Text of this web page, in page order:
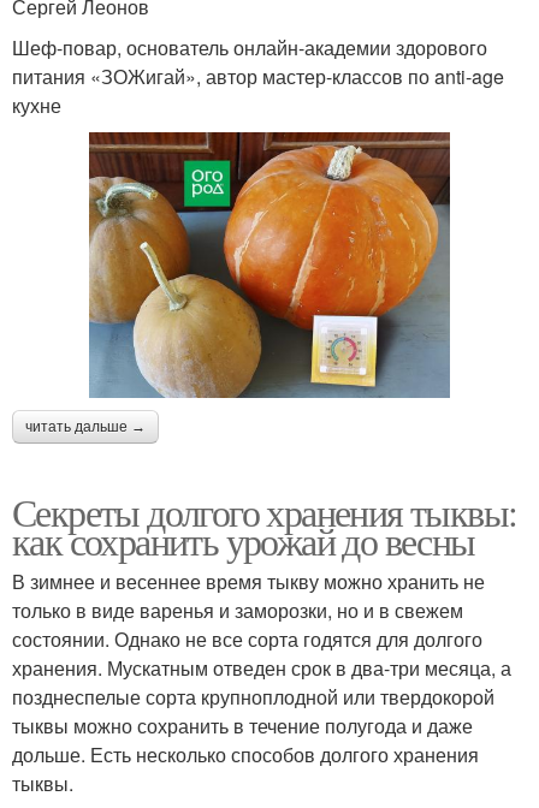
Сергей Леонов
Шеф-повар, основатель онлайн-академии здорового
питания «ЗОЖигай», автор мастер-классов по anti-age
кухне
читать дальше →
Секреты долгого хранения тыквы:
как сохранить урожай до весны
В зимнее и весеннее время тыкву можно хранить не
только в виде варенья и заморозки, но и в свежем
состоянии. Однако не все сорта годятся для долгого
хранения. Мускатным отведен срок в два-три месяца, а
позднеспелые сорта крупноплодной или твердокорой
тыквы можно сохранить в течение полугода и даже
дольше. Есть несколько способов долгого хранения
тыквы.